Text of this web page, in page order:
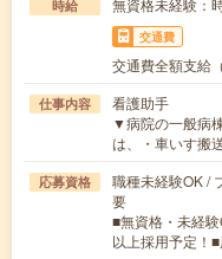
時給 無資格未経験
交通費
交通費全額支給
仕事内容
看護助手
▼病院の一般病
は、・車いす搬
応募資格
職種未経験OK /
要
■無資格・未経
以上採用予定！